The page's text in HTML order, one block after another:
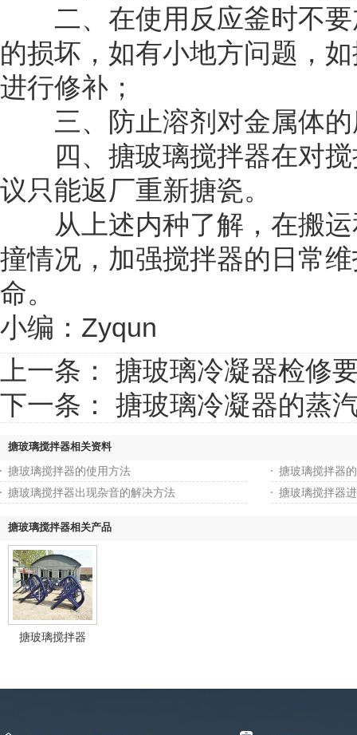
二、在使用反应釜时不要
的损坏，如有小地方问题，
进行修补；
三、防止溶剂对金属体的
四、搪玻璃搅拌器在对搅
议只能返厂重新搪瓷。
从上述内种了解，在搬运
撞情况，加强搅拌器的日常
命。
小编：Zyqun
上一条： 搪玻璃冷凝器检修
下一条： 搪玻璃冷凝器的蒸
搪玻璃搅拌器相关资料
搪玻璃搅拌器的使用方法
搪玻璃搅拌器
搪玻璃搅拌器出现杂音的解决方法
搪玻璃搅拌器
搪玻璃搅拌器相关产品
搪玻璃搅拌器